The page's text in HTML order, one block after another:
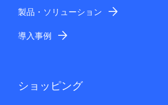
製品・ソリューション
導入事例
ショッピング